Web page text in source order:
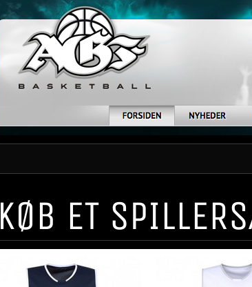
KØB ET